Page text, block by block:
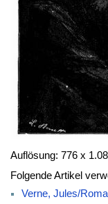
Auflösung: 776 x
Folgende Artikel
Verne, Jules/